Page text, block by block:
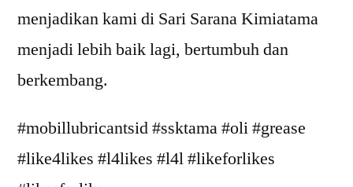
menjadikan kami di Sari Sarana Kimiatama
menjadi lebih baik lagi, bertumbuh dan
berkembang.
#mobillubricantsid #ssktama #oli #grease
#like4likes #l4likes #l4l #likeforlikes